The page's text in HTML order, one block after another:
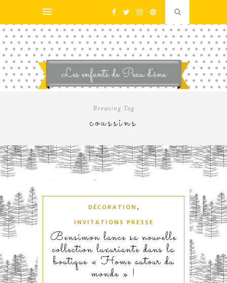
Browsing Tag
coussins
DÉCORATION ,
INVITATIONS PRESSE
Bensimon lance sa nouvelle
collection luxuriante dans la
boutique « Home autour du
monde » !